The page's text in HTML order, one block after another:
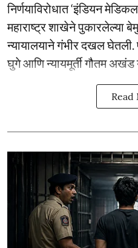
निर्णयाविरोधात ‘इंडियन
महाराष्ट्र शाखेने पुकारलेल्या
न्यायालयाने गंभीर दखल घेतली.
घुगे आणि न्यायमूर्ती गौतम अखंड
Read